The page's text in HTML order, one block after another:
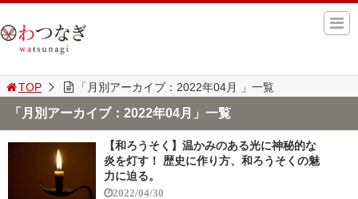
TOP 「月別アーカイブ：2022年04月 」一覧
「月別アーカイブ：2022年04月」一覧
【和ろうそく】温かみのある光に神秘的な
炎を灯す！ 歴史に作り方、和ろうそくの魅
力に迫る。
2022/04/30